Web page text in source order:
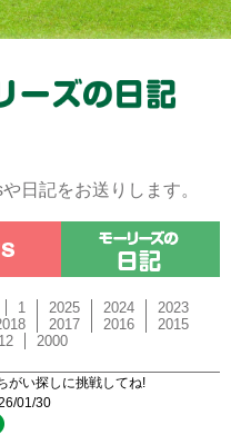
日記をお送りします。
1 2025 2024
2023
2017 2016
2015
2000
がい探しに挑戦してね!
01/30